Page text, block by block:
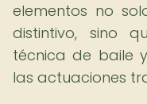
elementos no
distintivo, sino
técnica de baile
las actuaciones